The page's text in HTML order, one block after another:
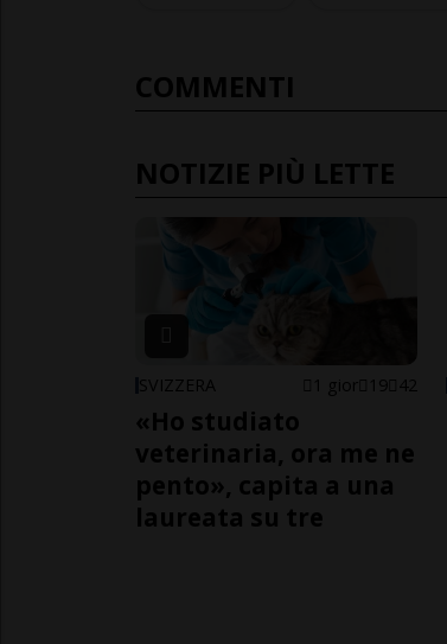
COMMENTI
NOTIZIE PIÙ LETTE
SVIZZERA 1 gior 19 42
«Ho studiato
veterinaria, ora me ne
pento», capita a una
laureata su tre